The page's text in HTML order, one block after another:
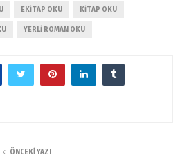
EKITAP OKU KITAP OKU
YERLI ROMAN OKU
ÖNCEKI YAZI